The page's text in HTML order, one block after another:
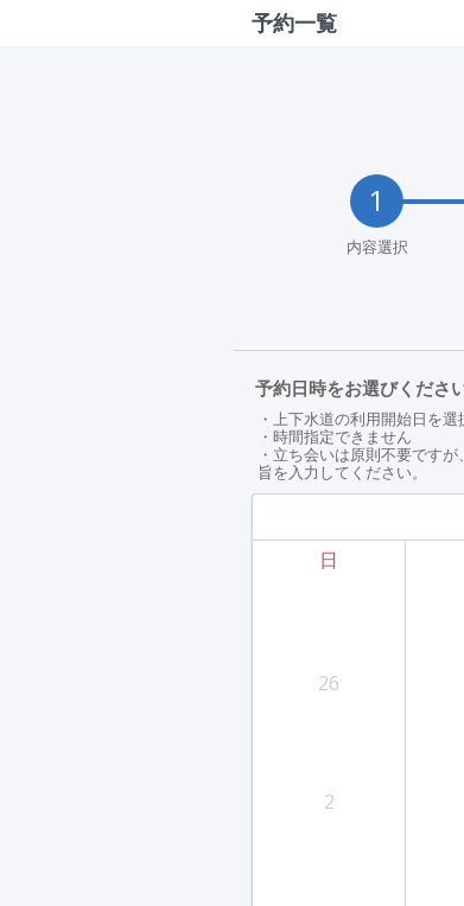
予約一覧
内容選択
予約日時をお選びくださ
・上下水道の利用開始日を
・時間指定できません
・立ち会いは原則不要です
旨を入力してください。
日
26
2